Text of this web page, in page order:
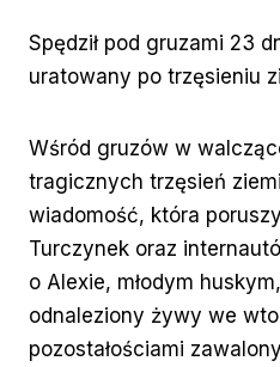
Spędził pod gruzami 23
uratowany po trzęsieniu
Wśród gruzów w
tragicznych trzęsień
wiadomość, która
Turczynek oraz
o Alexie, młodym
odnaleziony żywy we
pozostałościami